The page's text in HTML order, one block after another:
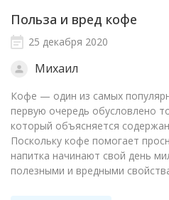
Польза и вред кофе
25 декабря 2020
Михаил
Кофе — один из самых
первую очередь обусловлено
который объясняется
Поскольку кофе помогает
напитка начинают свой день
полезными и вредными